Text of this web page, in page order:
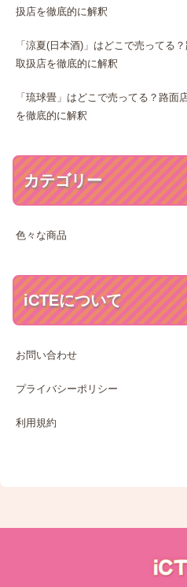
扱店を徹底的に解釈
「涼夏(日本酒)」はどこで売ってる
取扱店を徹底的に解釈
「琉球畳」はどこで売ってる？路
を徹底的に解釈
カテゴリー
色々な商品
iCTEについて
お問い合わせ
プライバシーポリシー
利用規約